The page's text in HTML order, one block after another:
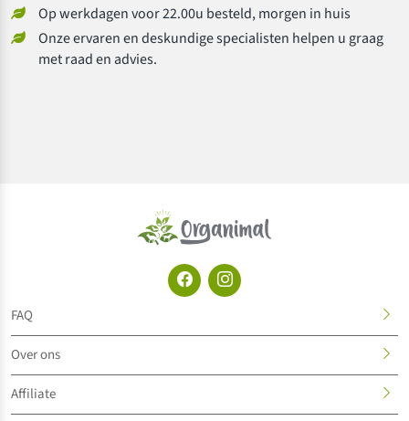
Op werkdagen voor 22.00u besteld, morgen in huis
Onze ervaren en deskundige specialisten helpen u graag
met raad en advies.
FAQ
Over ons
Affiliate